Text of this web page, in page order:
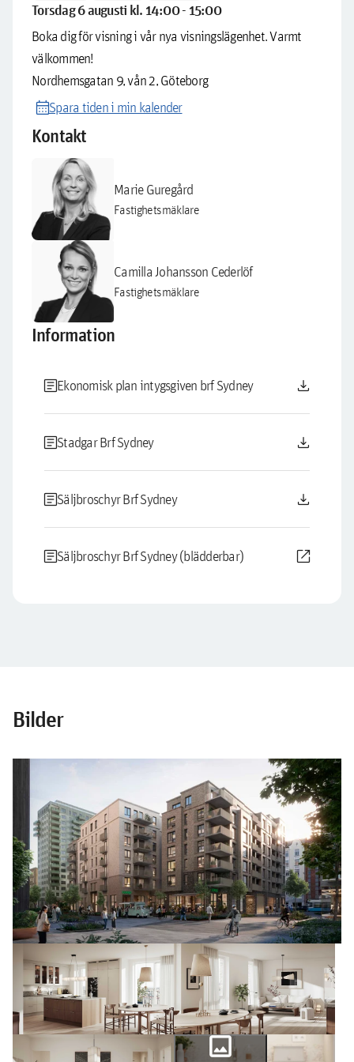
Torsdag 6 augusti kl. 14:00 - 15:00
Boka dig för visning i vår nya visningslägenhet. Varmt
välkommen!
Nordhemsgatan 9, vån 2, Göteborg
calendar_monthSpara tiden i min kalender
Kontakt
Marie Guregård
Fastighetsmäklare
Camilla Johansson Cederlöf
Fastighetsmäklare
Information
articleEkonomisk plan intygsgiven brf Sydney download
articleStadgar Brf Sydney download
articleSäljbroschyr Brf Sydney download
articleSäljbroschyr Brf Sydney (blädderbar) open_in_new
Bilder
photo